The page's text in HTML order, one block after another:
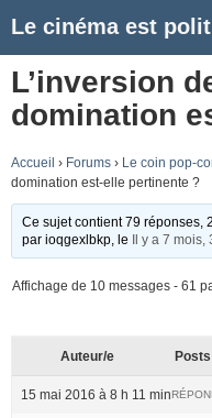
Le cinéma est
L’inversion
domination
Accueil › Forums › Le coin pop-
domination est-elle pertinente ?
Ce sujet contient 79 réponses,
parioqgexlbkp , le Il y a 7 mois,
Affichage de 10 messages - 61
Auteur/e Posts
15 mai 2016 à 8 h 11 min